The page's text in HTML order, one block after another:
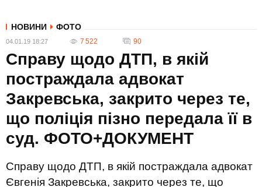
НОВИНИ ФОТО
04.01.19 18:27 7 522 90
Справу щодо ДТП, в якій
постраждала адвокат
Закревська, закрито через те,
що поліція пізно передала її в
суд. ФОТО+ДОКУМЕНТ
Справу щодо ДТП, в якій постраждала адвокат
Євгенія Закревська, закрито через те, що